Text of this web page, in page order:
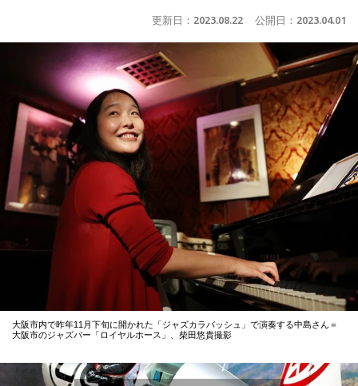
更新日： 2023.08.22 公開日： 2023.04.01
大阪市内で昨年11月下旬に開かれた「ジャズカラバッシュ」で演奏する中島さん＝
大阪市のジャズバー「ロイヤルホース」、柴田悠貴撮影